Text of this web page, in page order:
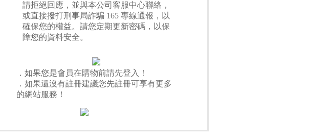
請拒絕回應，並與本公司客服中心聯絡，
或直接撥打刑事局詐騙 165 專線通報，以
確保您的權益。請您定期更新密碼，以保
障您的資料安全。
．如果您是會員在購物前請先登入！
．如果還沒有註冊建議您先註冊可享有更多
的網站服務！